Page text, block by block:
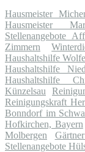
Hausmeister
Hausmeister
Stellenangebote
Zimmern
Haushaltshilfe
Haushaltshilfe
Haushaltshilfe
Künzelsau
Reinigungskraft
Bonndorf im
Hofkirchen, Bayern
Molbergen
Stellenangebote